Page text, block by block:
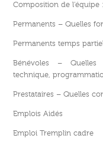
Composition de l’équipe :
Permanents – Quelles
Permanents temps
Bénévoles – Quelles
technique,
Prestataires – Quelles
Emplois Aidés
Emploi Tremplin cadre